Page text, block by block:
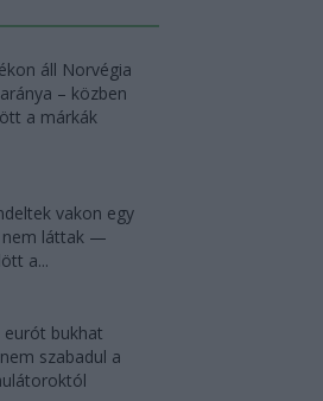
áll Norvégia
– közben
a márkák
vakon egy
láttak —
a...
eurót bukhat
szabadul a